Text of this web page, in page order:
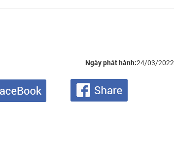
Ngày phát hành:24/03/2022